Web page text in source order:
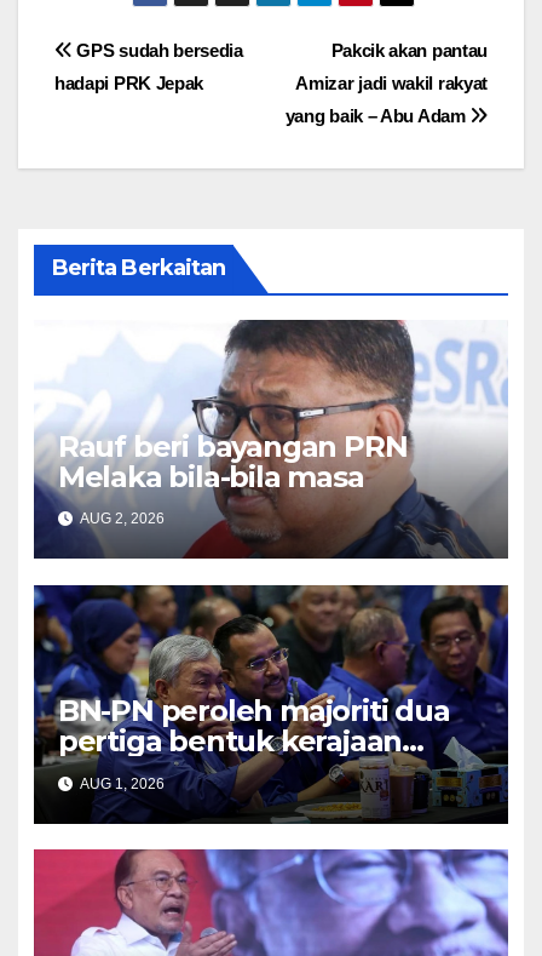
Post
navigation
Pakcik akan pantau
Amizar jadi wakil rakyat
yang baik – Abu Adam
GPS sudah bersedia
hadapi PRK Jepak
Berita Berkaitan
Rauf beri bayangan PRN
Melaka bila-bila masa
AUG 2, 2026
BN-PN peroleh majoriti dua
pertiga bentuk kerajaan
baharu NS – Ahmad Zahid
AUG 1, 2026